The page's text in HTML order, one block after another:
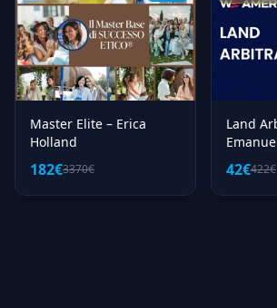
Master Elite – Erica
Holland
182€3370€
Land
42€422€